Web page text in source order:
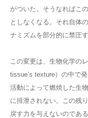
がついた。そうなればこ
としなくなる。それ自体
ナミズムを部分的に禁圧
この変更は、生物化学の
tissue’s texture）の中で
活動によって燃焼した生
に排泄されない。この残
戻す力を与えないのであ